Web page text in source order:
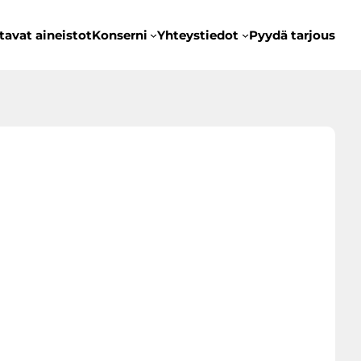
aineistotKonserni Yhteystiedot Pyydä tarjous